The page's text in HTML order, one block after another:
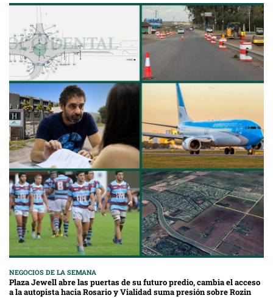
NEGOCIOS DE LA SEMANA
Plaza Jewell abre las puertas de su futuro predio, cambia el acceso
a la autopista hacia Rosario y Vialidad suma presión sobre Rozin